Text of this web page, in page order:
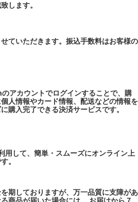
します。
ていただきます。振込手数料はお客様の
アカウントでログインすることで、購
人情報やカード情報、配送などの情報を
購入完了できる決済サービスです。
用して、簡単・スムーズにオンライン上
。
期しておりますが、万一品質に支障があ
商品が届いた場合には、 お届けから７